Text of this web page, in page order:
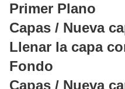
Primer Plano
Capas / Nueva
Llenar la capa
Fondo
Capas / Nueva